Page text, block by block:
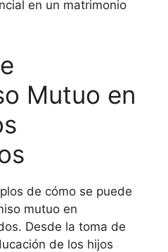
en un matrimonio
Mutuo en
de cómo se puede
mutuo en
Desde la toma de
de los hijos